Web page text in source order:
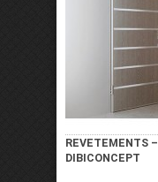
REVETEMENTS –
DIBICONCEPT